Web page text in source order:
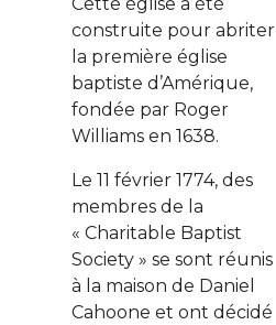
Cette église a été
construite pour abriter
la première église
baptiste d’Amérique,
fondée par Roger
Williams en 1638.
Le 11 février 1774, des
membres de la
« Charitable Baptist
Society » se sont réunis
à la maison de Daniel
Cahoone et ont décidé